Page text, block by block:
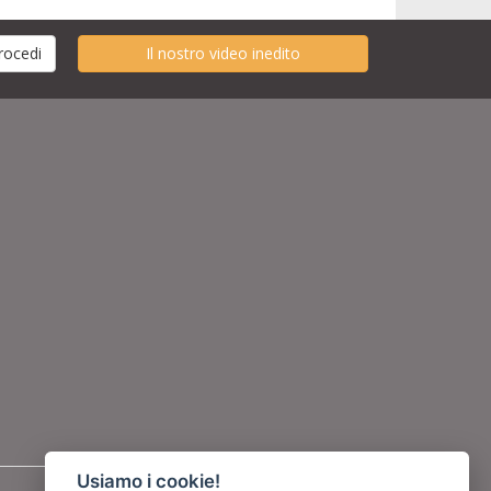
Il nostro video inedito
Usiamo i cookie!